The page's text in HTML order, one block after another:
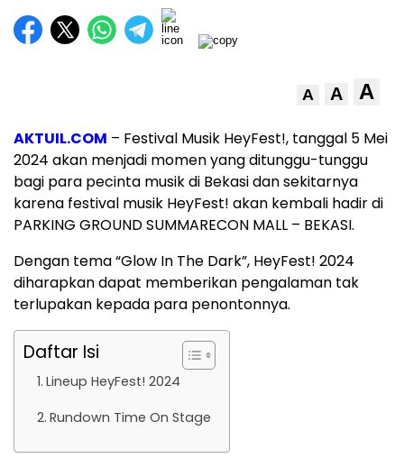
A A A
AKTUIL.COM – Festival Musik HeyFest!, tanggal 5 Mei
2024 akan menjadi momen yang ditunggu-tunggu
bagi para pecinta musik di Bekasi dan sekitarnya
karena festival musik HeyFest! akan kembali hadir di
PARKING GROUND SUMMARECON MALL – BEKASI.
Dengan tema “Glow In The Dark”, HeyFest! 2024
diharapkan dapat memberikan pengalaman tak
terlupakan kepada para penontonnya.
Daftar Isi
Lineup HeyFest! 2024
Rundown Time On Stage